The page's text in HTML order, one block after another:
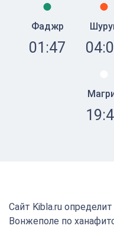
Фаджр
01:47
Сайт Kibla.ru
Вонжеполе по